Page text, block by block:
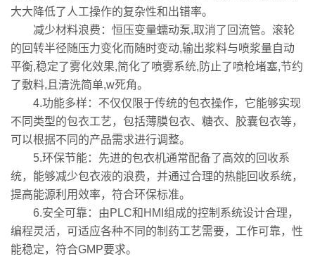
大大降低了人工操作的复杂性和出错率。
减少材料浪费：恒压变量蠕动泵,取消了回流管。滚轮
的回转半径随压力变化而随时变动,输出浆料与喷浆量自动
平衡,稳定了雾化效果,简化了喷雾系统,防止了喷枪堵塞,节约
了敷料,且清洗简单,w死角。
4.功能多样：不仅仅限于传统的包衣操作，它能够实现
不同类型的包衣工艺，包括薄膜包衣、糖衣、胶囊包衣等，
可以根据不同的产品需求进行调整。
5.环保节能：先进的包衣机通常配备了高效的回收系
统，能够减少包衣液的浪费，并通过合理的热能回收系统，
提高能源利用效率，符合环保标准。
6.安全可靠：由PLC和HMI组成的控制系统设计合理，
编程灵活，可适应各种不同的制药工艺需要，工作可靠，性
能稳定，符合GMP要求。